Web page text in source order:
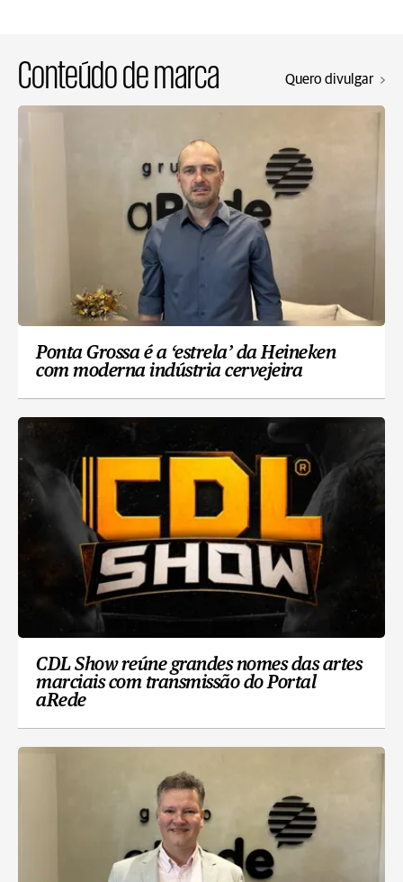
Conteúdo de marca Quero divulgar
Ponta Grossa é a ‘estrela’ da Heineken
com moderna indústria cervejeira
CDL Show reúne grandes nomes das artes
marciais com transmissão do Portal
aRede